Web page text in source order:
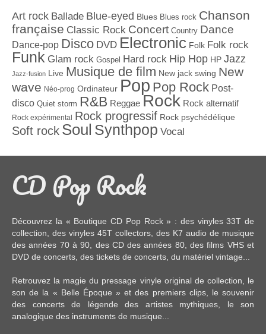
Art rock Ballade Blue-eyed Blues Blues rock Chanson
française Classic Rock Concert Country Dance
Dance-pop Disco DVD Electronic Folk Folk rock
Funk Glam rock Gospel Hard rock Hip Hop HP Jazz
Jazz-fusion Live Musique de film New jack swing New
wave Néo-prog Ordinateur Pop Pop Rock Post-
disco Quiet storm R&B Reggae Rock Rock alternatif
Rock expérimental Rock progressif Rock psychédélique
Soft rock Soul Synthpop Vocal
CD Pop Rock
Découvrez la « Boutique CD Pop Rock » : des vinyles 33T de
collection, des vinyles 45T collectors, des K7 audio de musique
des années 70 à 90, des CDdes années 80, desfilms VHS et
DVD de concerts, des tickets de concerts , du matériel vintage
Retrouvez la magie du pressage vinyle original de collection, le
son de la « Belle Époque » et des premiers clips, le souvenir
des concerts de légende des artistes mythiques, le son
analogique des instruments de musique...